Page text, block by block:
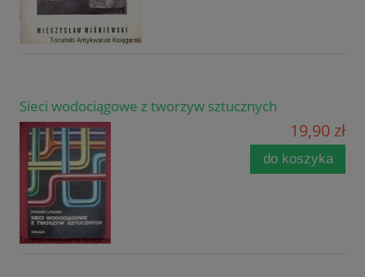
Sieci wodociągowe z tworzyw sztucznych
19,90 zł
do koszyka